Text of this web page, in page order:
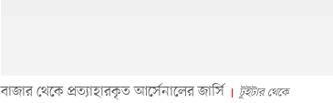
বাজার থেকে প্রত্যাহারকৃত আর্সেনালের জার্সি টুইটার থেকে